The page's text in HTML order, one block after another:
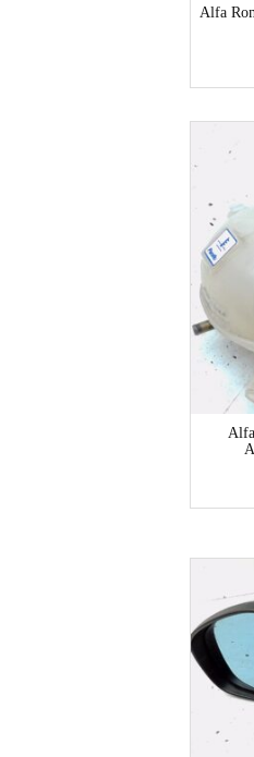
Alfa